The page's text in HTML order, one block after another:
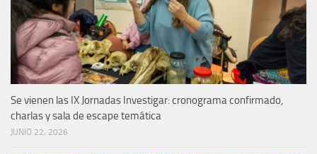
Se vienen las IX Jornadas Investigar: cronograma confirmado,
charlas y sala de escape temática
JUNIO 22, 2026